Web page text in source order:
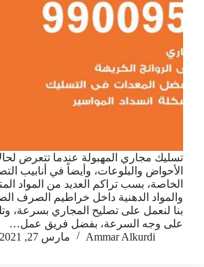
تسليك مجاري المهبولة عندما تتعرض
الأحواض والبلوعات، وأيضاً في أنابيب
الخاصة، بسب تراكم العديد من المواد
والمواد الدهنية داخل خراطيم الصرف
بنا لنعمل على تصليح المجاري بسرعة،
على وجه السرعة، بفضل فريق عمل…
Ammar Alkurdi
مارس 27, 2021